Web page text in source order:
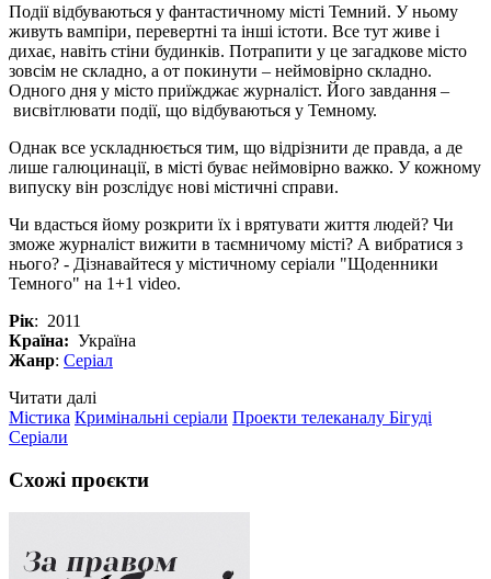
Події відбуваються у фантастичному місті Темний. У ньому
живуть вампіри, перевертні та інші істоти. Все тут живе і
дихає, навіть стіни будинків. Потрапити у це загадкове місто
зовсім не складно, а от покинути – неймовірно складно.
Одного дня у місто приїжджає журналіст. Його завдання –
висвітлювати події, що відбуваються у Темному.
Однак все ускладнюється тим, що відрізнити де правда, а де
лише галюцинації, в місті буває неймовірно важко. У кожному
випуску він розслідує нові містичні справи.
Чи вдасться йому розкрити їх і врятувати життя людей? Чи
зможе журналіст вижити в таємничому місті? А вибратися з
нього? - Дізнавайтеся у містичному серіали "Щоденники
Темного" на 1+1 video.
Рік: 2011
Країна: Україна
Жанр: Серіал
Читати далі
Містика Кримінальні серіали Проекти телеканалу Бігуді
Серіали
Схожі проєкти